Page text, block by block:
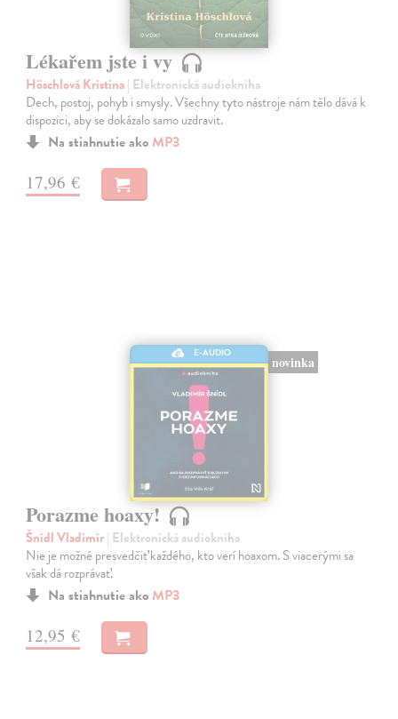
Lékařem jste i vy
Höschlová Kristina| Elektronická audiokniha
Dech, postoj, pohyb i smysly. Všechny tyto nástroje nám tělo dává k
dispozici, aby se dokázalo samo uzdravit.
Na stiahnutie ako MP3
17,96 €
E-AUDIO
novinka
Porazme hoaxy!
Šnídl Vladimír| Elektronická audiokniha
Nie je možné presvedčiť každého, kto verí hoaxom. S viacerými sa
však dá rozprávať.
Na stiahnutie ako MP3
12,95 €